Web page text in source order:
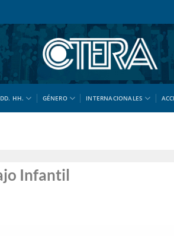
DD. HH. GÉNERO INTERNACIONALES
Infantil